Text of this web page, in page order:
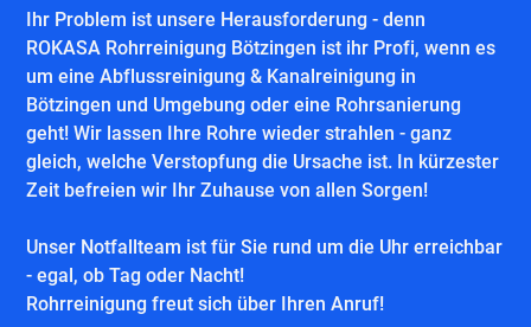
Ihr Problem ist unsere Herausforderung - denn
ROKASA Rohrreinigung Bötzingen ist ihr Profi, wenn es
um eine Abflussreinigung & Kanalreinigung in
Bötzingen und Umgebung oder eine Rohrsanierung
geht! Wir lassen Ihre Rohre wieder strahlen - ganz
gleich, welche Verstopfung die Ursache ist. In kürzester
Zeit befreien wir Ihr Zuhause von allen Sorgen!
Unser Notfallteam ist für Sie rund um die Uhr erreichbar
- egal, ob Tag oder Nacht!
Rohrreinigung freut sich über Ihren Anruf!